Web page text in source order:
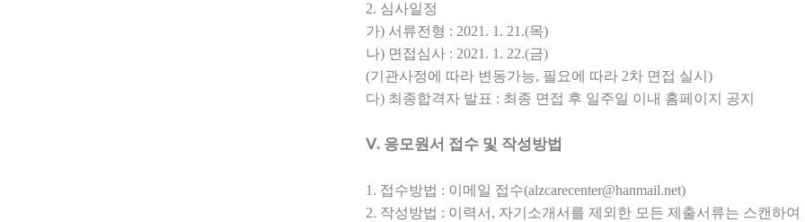
2. 심사일정
가) 서류전형 : 2021. 1. 21.(목)
나) 면접심사 : 2021. 1. 22.(금)
(기관사정에 따라 변동가능, 필요에 따라 2차 면접 실시 )
다) 최종합격자 발표 : 최종 면접 후 일주일 이내 홈페이지 공지
Ⅴ. 응모원서 접수 및 작성방법
1. 접수방법 : 이메일 접수(alzcarecenter@hanmail.net)
2. 작성방법 : 이력서 , 자기소개서를 제외한 모든 제출서류는 스캔하여